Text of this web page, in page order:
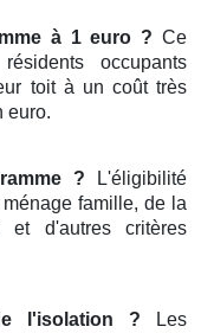
à 1 euro ? Ce
occupants
toit à un coût très
euro.
? L'éligibilité
famille, de la
et d'autres critères
l'isolation ? Les